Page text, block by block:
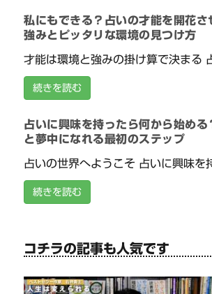
私にもできる？占いの才能を開花さ
強みとピッタリな環境の見つけ方
才能は環境と強みの掛け算で決まる
続きを読む
占いに興味を持ったら何から始める
と夢中になれる最初のステップ
占いの世界へようこそ 占いに興味を
続きを読む
コチラの記事も人気です